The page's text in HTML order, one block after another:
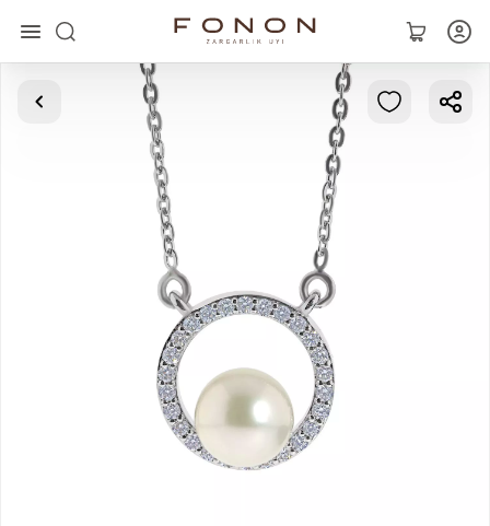
Asosiy